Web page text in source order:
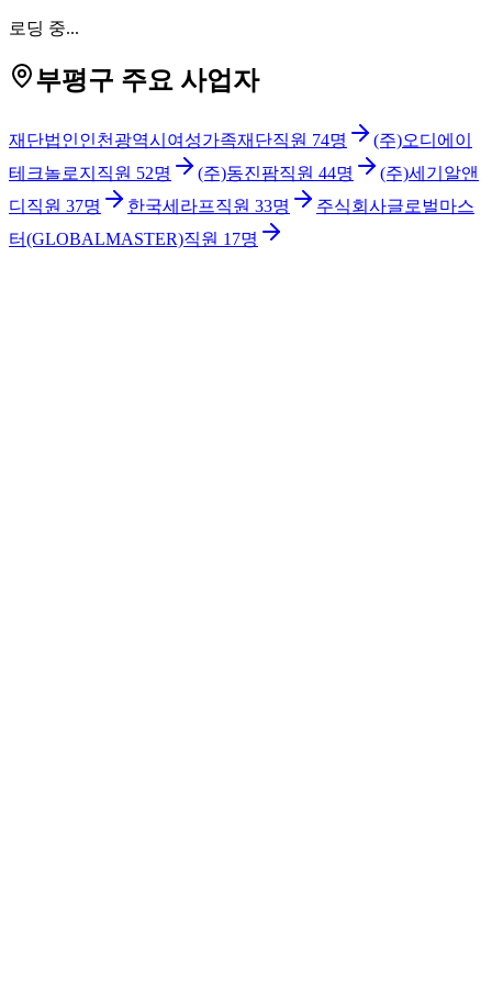
로딩 중...
부평구 주요 사업자
재단법인인천광역시여성가족재단직원 74명
(주)오디에이
테크놀로지 직원 52명 (주)동진팜직원 44명
(주)세기알앤
디 직원 37명 한국세라프직원 33명
주식회사글로벌마스
터(GLOBALMASTER)직원 17명